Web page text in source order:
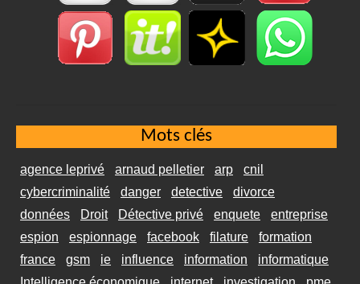
Mots clés
agence leprivé arnaud pelletier arp
cnil
cybercriminalité
danger detective
divorce
données
Droit Détective privé enquete
entreprise
espion
espionnage facebook filature
formation
france
gsm ie influence information
informatique